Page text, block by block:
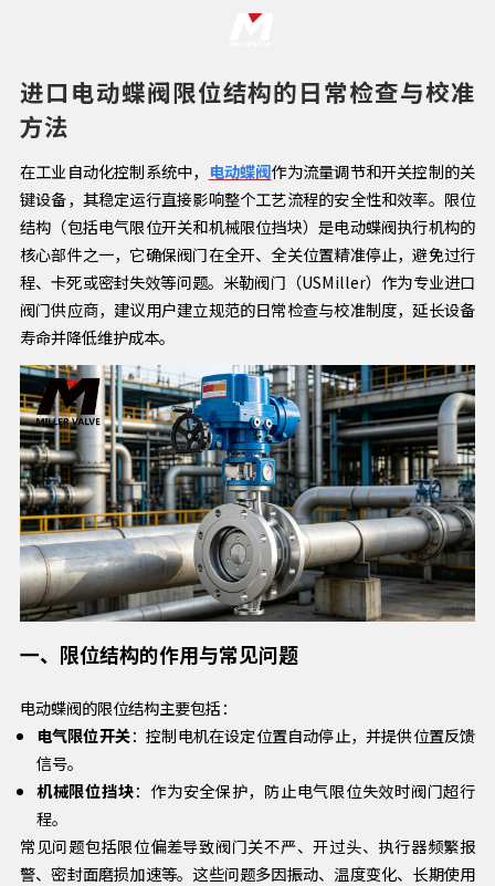
进口电动蝶阀限位结构的日常检查与校准
方法
在工业自动化控制系统中， 电动蝶阀作为流量调节和开关控制的关
键设备，其稳定运行直接影响整个工艺流程的安全性和效率。限位
结构（包括电气限位开关和机械限位挡块）是电动蝶阀执行机构的
核心部件之一，它确保阀门在全开、全关位置精准停止，避免过行
程、卡死或密封失效等问题。米勒阀门（USMiller）作为专业进口
阀门供应商，建议用户建立规范的日常检查与校准制度，延长设备
寿命并降低维护成本。
一、限位结构的作用与常见问题
电动蝶阀的限位结构主要包括：
电气限位开关：控制电机在设定位置自动停止，并提供位置反馈
信号。
机械限位挡块：作为安全保护，防止电气限位失效时阀门超行
程。
常见问题包括限位偏差导致阀门关不严、开过头、执行器频繁报
警、密封面磨损加速等。这些问题多因振动、温度变化、长期使用